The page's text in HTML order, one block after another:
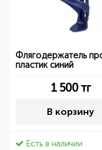
Флягодержатель
пластик синий
1 500тг
В корзину
Есть в наличии